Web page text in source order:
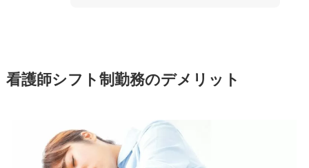
看護師シフト制勤務のデメリット